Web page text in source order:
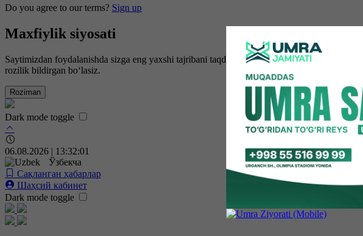
Do you agree to our terms? Sign up
Maxfiylik siyosati
Saytimizdan foydalanishda sizga eng yaxshi tajribani taqdim etish uchun biz cookie-
rozilik bildirgan bo‘lasiz.
Roziman
Dark mode toggle
06.08.2026 | 13:32:02
Ўзбекча
Сақланган ҳабарлар
Шаҳсий кабинет
Dark mode toggle